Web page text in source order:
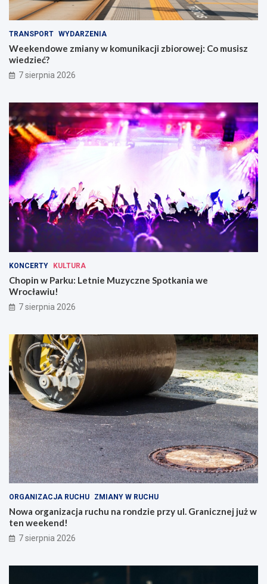
TRANSPORT WYDARZENIA
Weekendowe zmiany w komunikacji zbiorowej: Co musisz
wiedzieć?
7 sierpnia 2026
KONCERTY KULTURA
Chopin w Parku: Letnie Muzyczne Spotkania we
Wrocławiu!
7 sierpnia 2026
ORGANIZACJA RUCHU ZMIANY W RUCHU
Nowa organizacja ruchu na rondzie przy ul. Granicznej już w
ten weekend!
7 sierpnia 2026